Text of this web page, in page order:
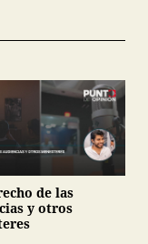
de las
y otros